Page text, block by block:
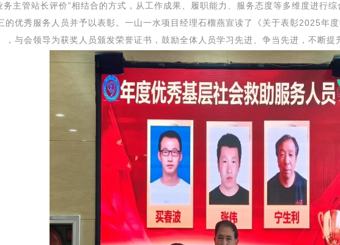
务主管站长评价”相结合的方式，从工作成果、履职能力、服务态度等多维度进行
的优秀服务人员并予以表彰。 一山一水项目经理石榴燕宣读了《关于表彰2025年
，与会领导为获奖人员颁发荣誉证书，鼓励全体人员学习先进、争当先进，不断提